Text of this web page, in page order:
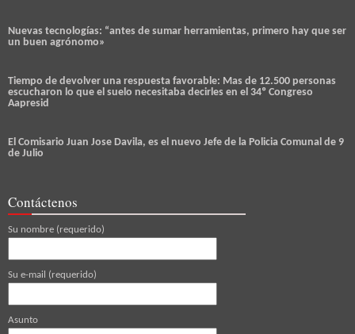
Nuevas tecnologías: “antes de sumar herramientas, primero hay que ser
un buen agrónomo»
Tiempo de devolver una respuesta favorable: Mas de 12.500 personas
escucharon lo que el suelo necesitaba decirles en el 34º Congreso
Aapresid
El Comisario Juan Jose Davila, es el nuevo Jefe de la Policia Comunal de 9
de Julio
Contáctenos
Su nombre (requerido)
Su e-mail (requerido)
Asunto